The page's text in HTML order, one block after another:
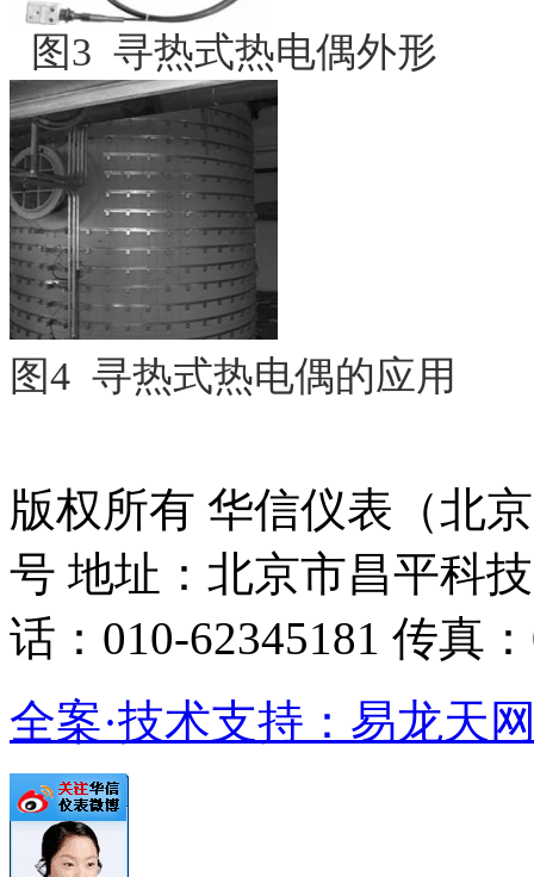
图3 寻热式热电偶外形
图4 寻热式热电偶的应用
版权所有 华信仪表（北
号 地址：北京市昌平科
话：010-62345181 传真
全案·技术支持：易龙天